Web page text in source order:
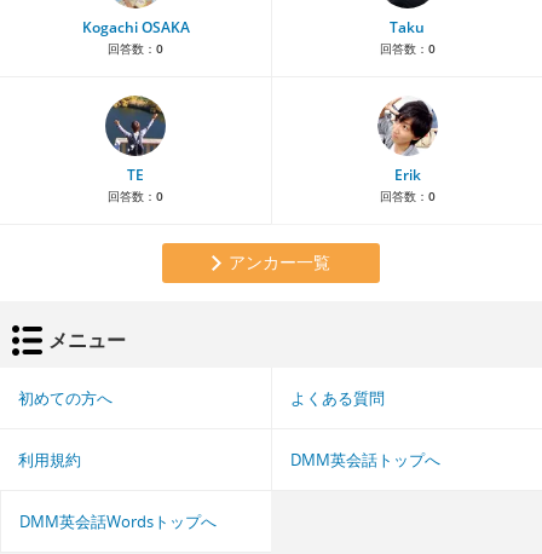
Kogachi OSAKA
回答数： 0
Taku
回答数： 0
TE
回答数： 0
Erik
回答数： 0
アンカー一覧
メニュー
初めての方へ よくある質問
利用規約 DMM英会話トップへ
DMM英会話Wordsトップへ